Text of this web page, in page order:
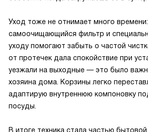
Уход тоже не отнимает много времени:
самоочищающийся фильтр и
уходу помогают забыть о частой
от протечек дала спокойствие при
уезжали на выходные — это было
хозяина дома. Корзины легко
адаптирую внутреннюю компоновку
посуды.
В итоге техника стала частью